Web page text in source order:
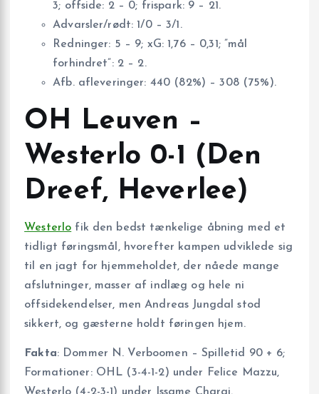
3; offside: 2 – 0; frispark: 9 – 21.
Advarsler/rødt: 1/0 – 3/1.
Redninger: 5 – 9; xG: 1,76 – 0,31; ”mål
forhindret”: 2 – 2.
Afb. afleveringer: 440 (82%) – 308 (75%).
OH Leuven –
Westerlo 0-1 (Den
Dreef, Heverlee)
Westerlo fik den bedst tænkelige åbning med et
tidligt føringsmål, hvorefter kampen udviklede sig
til en jagt for hjemmeholdet, der nåede mange
afslutninger, masser af indlæg og hele ni
offsidekendelser, men Andreas Jungdal stod
sikkert, og gæsterne holdt føringen hjem.
Fakta: Dommer N. Verboomen – Spilletid 90 + 6;
Formationer: OHL (3-4-1-2) under Felice Mazzu,
Westerlo (4-2-3-1) under Issame Charai.